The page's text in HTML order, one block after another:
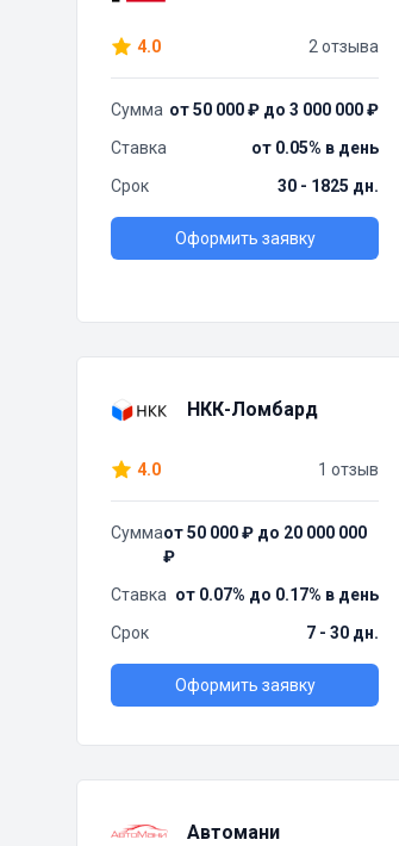
4.0 2 отзыва
Сумма от 50 000 ₽ до 3 000 000 ₽
Ставка
от 0.05% в день
Срок
30 - 1825 дн.
Оформить заявку
НКК-Ломбард
4.0 1 отзыв
Суммаот 50 000 ₽ до 20 000 000
₽
Ставка от 0.07% до 0.17% в день
Срок
7 - 30 дн.
Оформить заявку
Автомани